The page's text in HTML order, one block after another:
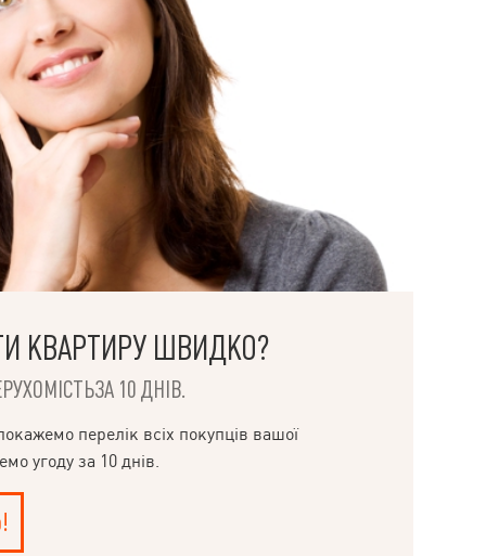
КВАРТИРУ ШВИДКО?
10 ДНІВ.
перелік всіх покупців вашої
угоду за 10 днів.